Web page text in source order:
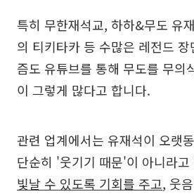
특히 무한재석교, 하하&무도 유
의 티키타카 등 수많은 레전드
즘도 유튜브를 통해 무도를 무의
이 그렇게 많다고 합니다.
관련 업계에서는 유재석이 오랫
단순히 '웃기기 때문'이 아니라고
빛날 수 있도록 기회를 주고, 웃